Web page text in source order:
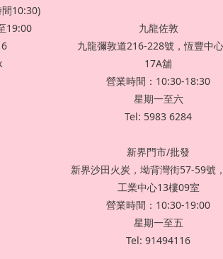
10:30)
19:00
九龍佐敦
九龍彌敦道216-228號，恆豐中
17A舖
營業時間：10:30-18:30
星期一至六
Tel: 5983 6284
新界門市/批發
新界沙田火炭，坳背灣街57-59號
工業中心13樓09室
營業時間：10:30-19:00
星期一至五
Tel: 91494116